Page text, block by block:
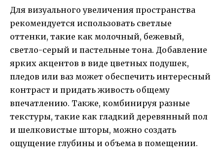
Для визуального увеличения пространства
рекомендуется использовать светлые
оттенки, такие как молочный, бежевый,
светло-серый и пастельные тона. Добавление
ярких акцентов в виде цветных подушек,
пледов или ваз может обеспечить интересный
контраст и придать живость общему
впечатлению. Также, комбинируя разные
текстуры, такие как гладкий деревянный пол
и шелковистые шторы, можно создать
ощущение глубины и объема в помещении.